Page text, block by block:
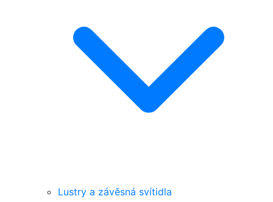
Lustry a závěsná svítidla